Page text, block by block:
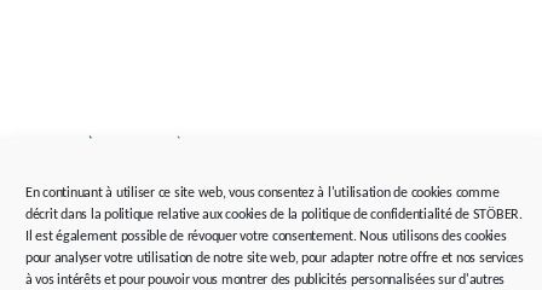
En continuant à utiliser ce site web, vous consentez à l'utilisation de cookies comme
décrit dans la politique relative aux cookies de la politique de confidentialité de STÖBER.
Il est également possible de révoquer votre consentement. Nous utilisons des cookies
pour analyser votre utilisation de notre site web, pour adapter notre offre et nos services
à vos intérêts et pour pouvoir vous montrer des publicités personnalisées sur d'autres